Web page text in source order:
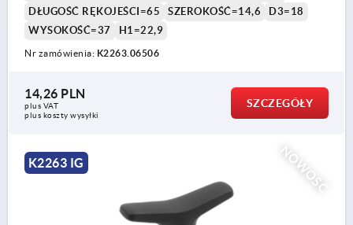
DŁUGOŚĆ RĘKOJEŚCI=65
SZEROKOŚĆ=14,6
D3=18
WYSOKOŚĆ=37
H1=22,9
Nr zamówienia: K2263.06506
14,26 PLN
plus VAT
plus koszty wysyłki
SZCZEGÓŁY
NOWOŚĆ
K2263 IG